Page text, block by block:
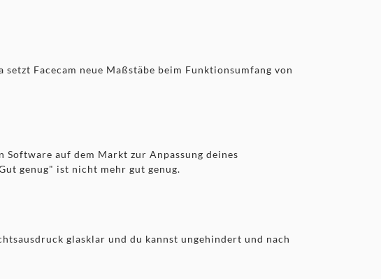
Facecam neue Maßstäbe beim Funktionsumfang von
auf dem Markt zur Anpassung deines
genug" ist nicht mehr gut genug.
glasklar und du kannst ungehindert und nach